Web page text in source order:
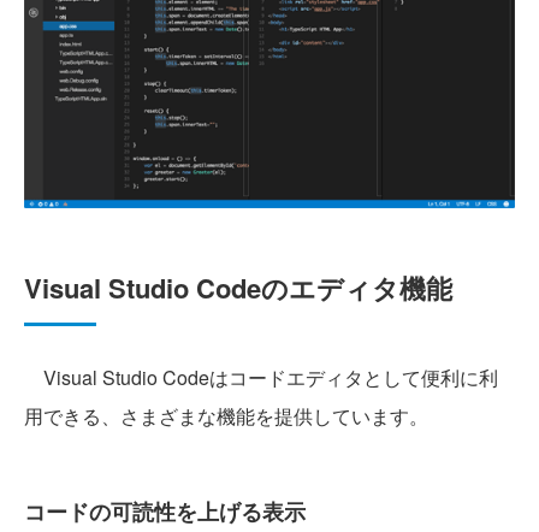
Visual Studio Codeのエディタ機能
Visual Studio Codeはコードエディタとして便利に利
用できる、さまざまな機能を提供しています。
コードの可読性を上げる表示